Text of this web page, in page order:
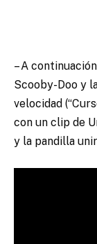
– A
Scooby-Doo y
velocidad
con un clip de
y la pandilla